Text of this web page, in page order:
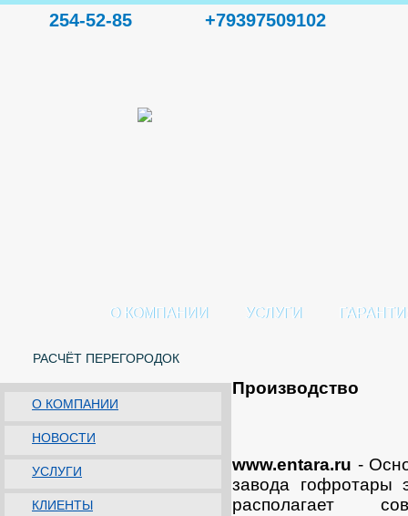
254-52-85 +79397509102
О КОМПАНИИ УСЛУГИ
РАСЧЁТ ПЕРЕГОРОДОК
О КОМПАНИИ
НОВОСТИ
УСЛУГИ
КЛИЕНТЫ
Производство
www.entara.ru -
завода гофротары
располагает